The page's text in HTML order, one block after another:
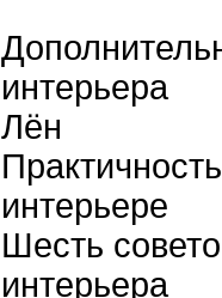
интерьера
Лён
интерьере
Шесть
интерьера